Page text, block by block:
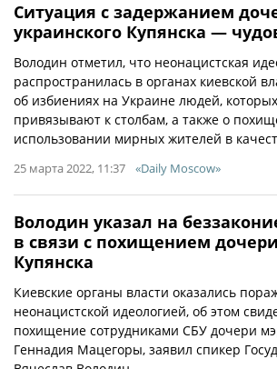
Ситуация с задержанием
украинского Купянска —
Володин отметил, что неонацистская
распространилась в органах киевской
об избиениях на Украине людей,
привязывают к столбам, а также о
использовании мирных жителей в
25 марта 2022, 11:37 «Daily Moscow»
Володин указал на
в связи с похищением
Купянска
Киевские органы власти оказались
неонацистской идеологией, об этом
похищение сотрудниками СБУ дочери
Геннадия Мацегоры, заявил спикер